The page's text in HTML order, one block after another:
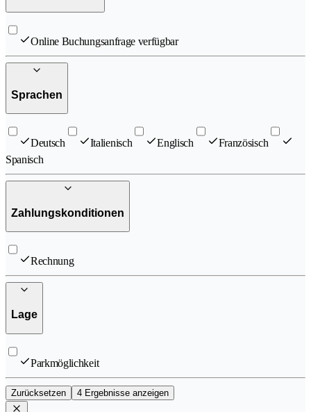
Online Buchungsanfrage verfügbar
Sprachen
Deutsch Italienisch Englisch
Französisch
Spanisch
Zahlungskonditionen
Rechnung
Lage
Parkmöglichkeit
Zurücksetzen 4 Ergebnisse anzeigen